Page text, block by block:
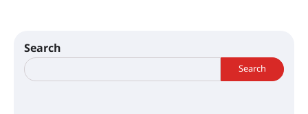
Search
Search